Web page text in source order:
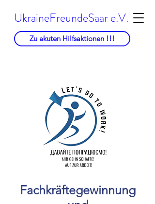
UkraineFreundeSaar e.V.
Zu akuten Hilfsaktionen !!!
Fachkräftegewinnung